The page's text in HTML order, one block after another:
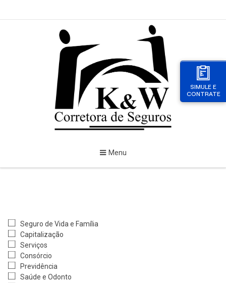
SIMULE E
CONTRATE
Menu
Seguro de Vida e Família
Capitalização
Serviços
Consórcio
Previdência
Saúde e Odonto